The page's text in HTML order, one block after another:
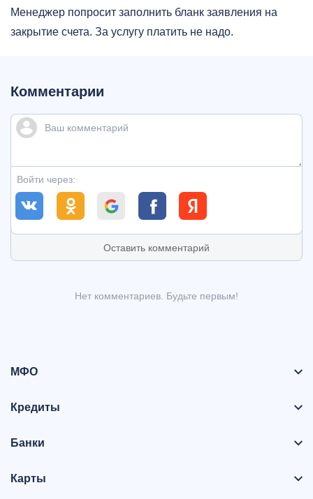
Менеджер попросит заполнить бланк заявления на
закрытие счета. За услугу платить не надо.
Комментарии
Войти через:
Оставить комментарий
Нет комментариев. Будьте первым!
МФО
Кредиты
Банки
Карты